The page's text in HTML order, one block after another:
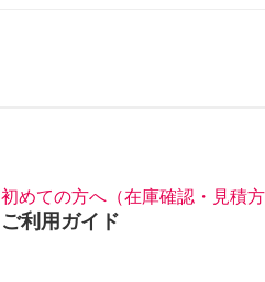
初めての方へ（在庫確認・見積方
ご利用ガイド